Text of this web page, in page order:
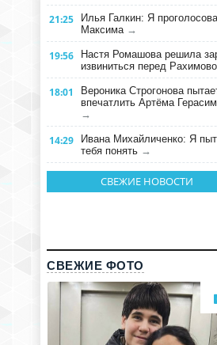
21:25
Илья Галкин: Я
Максима →
19:56
Настя Ромашова решила
извиниться перед
18:01
Вероника Строгонова
впечатлить Артёма
→
14:29
Ивана Михайличенко: Я
тебя понять →
СВЕЖИЕ НОВОСТИ
СВЕЖИЕ ФОТО